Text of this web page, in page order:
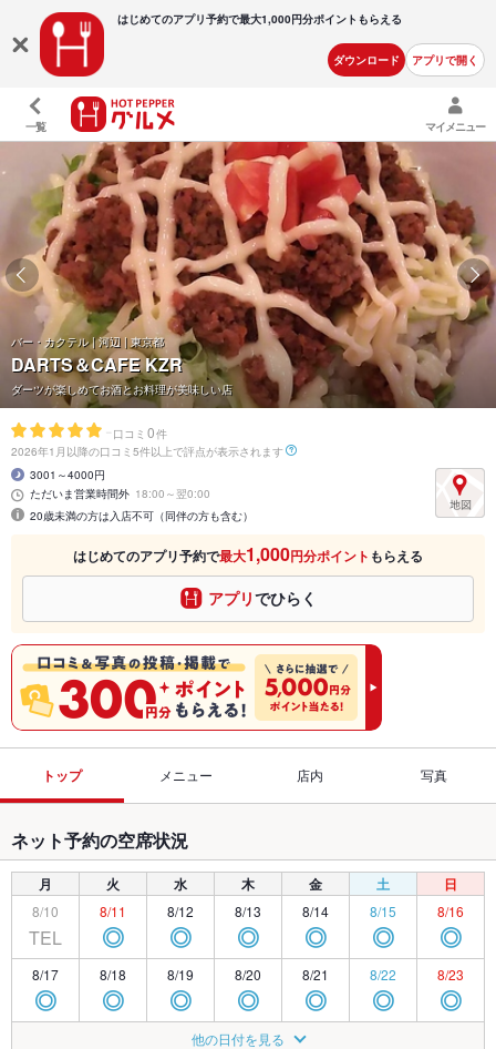
はじめてのアプリ予約で最大1,000円分ポイントもらえる
ダウンロード アプリで開く
一覧 マイメニュー
バー・カクテル | 河辺 | 東京都
DARTS＆CAFE KZR
ダーツが楽しめてお酒とお料理が美味しい店
- 口コミ 0件
2026年1月以降の口コミ5件以上で評点が表示されます
3001～4000円
ただいま営業時間外 18:00～翌0:00
20歳未満の方は入店不可（同伴の方も含む）
はじめてのアプリ予約で最大1,000円分ポイント もらえる
アプリでひらく
トップ メニュー 店内 写真
ネット予約の空席状況
月 火 水 木 金 土 日
8/10
TEL
8/11
◎
8/12
◎
8/13
◎
8/14
◎
8/15
◎
8/16
◎
8/17
◎
8/18
◎
8/19
◎
8/20
◎
8/21
◎
8/22
◎
8/23
◎
8/26 8/27 8/28
他の日付を見る